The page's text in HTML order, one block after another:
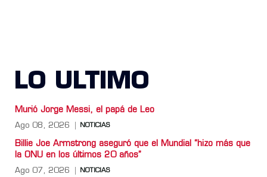
LO ULTIMO
Murió Jorge Messi, el papá de Leo
Ago 08, 2026 NOTICIAS
Billie Joe Armstrong aseguró que el Mundial “hizo más que
la ONU en los últimos 20 años”
Ago 07, 2026 NOTICIAS